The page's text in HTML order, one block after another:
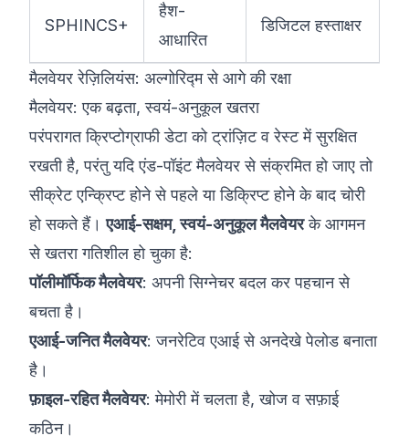
SPHINCS+
हैश-
आधारित
डिजिटल हस्ताक्षर
मैलवेयर रेज़िलियंस: अल्गोरिद्म से आगे की रक्षा
मैलवेयर: एक बढ़ता, स्वयं-अनुकूल खतरा
परंपरागत क्रिप्टोग्राफी डेटा को ट्रांज़िट व रेस्ट में सुरक्षित
रखती है, परंतु यदि एंड-पॉइंट मैलवेयर से संक्रमित हो जाए तो
सीक्रेट एन्क्रिप्ट होने से पहले या डिक्रिप्ट होने के बाद चोरी
हो सकते हैं।एआई-सक्षम, स्वयं-अनुकूल मैलवेयरके आगमन
से खतरा गतिशील हो चुका है:
पॉलीमॉर्फिक मैलवेयर: अपनी सिग्नेचर बदल कर पहचान से
बचता है।
एआई-जनित मैलवेयर: जनरेटिव एआई से अनदेखे पेलोड बनाता
है।
फ़ाइल-रहित मैलवेयर: मेमोरी में चलता है, खोज व सफ़ाई
कठिन।